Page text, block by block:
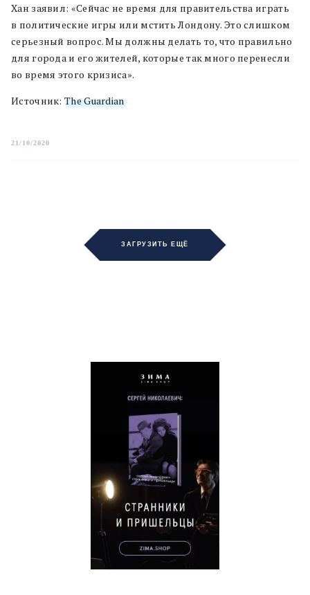
Хан заявил: «Сейчас не время для правительства играть
в политические игры или мстить Лондону. Это слишком
серьезный вопрос. Мы должны делать то, что правильно
для города и его жителей, которые так много перенесли
во время этого кризиса».
Источник: The Guardian
21/10/2020
ЗАГРУЗИТЬ ЕЩЁ